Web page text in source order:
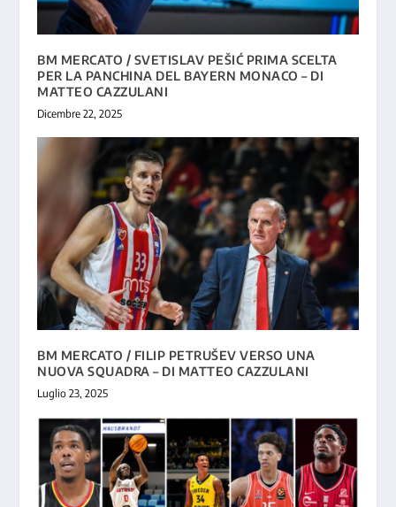
BM MERCATO / SVETISLAV PEŠIĆ PRIMA SCELTA
PER LA PANCHINA DEL BAYERN MONACO – DI
MATTEO CAZZULANI
Dicembre 22, 2025
BM MERCATO / FILIP PETRUŠEV VERSO UNA
NUOVA SQUADRA – DI MATTEO CAZZULANI
Luglio 23, 2025